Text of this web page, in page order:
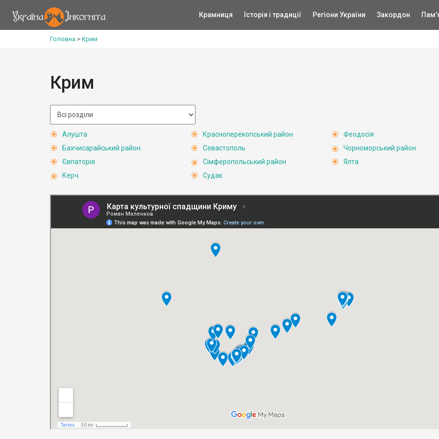
Крамниця Історія і традиції Регіони України Закордон
Головна > Крим
Крим
Алушта
Бахчисарайський район
Євпаторія
Керч
Красноперекопський район
Севастополь
Сімферопольський район
Судак
Феодосія
Чорноморський район
Ялта